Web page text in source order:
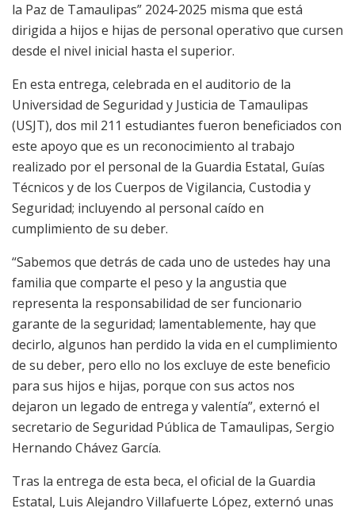
la Paz de Tamaulipas” 2024-2025 misma que está
dirigida a hijos e hijas de personal operativo que cursen
desde el nivel inicial hasta el superior.
En esta entrega, celebrada en el auditorio de la
Universidad de Seguridad y Justicia de Tamaulipas
(USJT), dos mil 211 estudiantes fueron beneficiados con
este apoyo que es un reconocimiento al trabajo
realizado por el personal de la Guardia Estatal, Guías
Técnicos y de los Cuerpos de Vigilancia, Custodia y
Seguridad; incluyendo al personal caído en
cumplimiento de su deber.
“Sabemos que detrás de cada uno de ustedes hay una
familia que comparte el peso y la angustia que
representa la responsabilidad de ser funcionario
garante de la seguridad; lamentablemente, hay que
decirlo, algunos han perdido la vida en el cumplimiento
de su deber, pero ello no los excluye de este beneficio
para sus hijos e hijas, porque con sus actos nos
dejaron un legado de entrega y valentía”, externó el
secretario de Seguridad Pública de Tamaulipas, Sergio
Hernando Chávez García.
Tras la entrega de esta beca, el oficial de la Guardia
Estatal, Luis Alejandro Villafuerte López, externó unas